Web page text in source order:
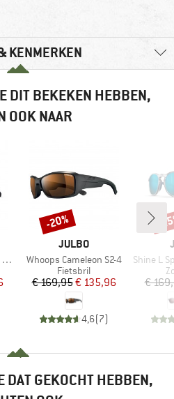
KENMERKEN
DIT BEKEKEN HEBBEN,
OOK NAAR
prijs
MERK
JULBO
Artikel
Whoops Cameleon S2-4
Productgroep
Fietsbril
Prijs
€ 169,95Verlaagde prijs
€ 135,96
4,6(7)
Korting
-20%
Artikel
Shine L Spectron
€
-
DAT GEKOCHT HEBBEN,